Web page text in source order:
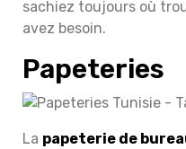
sachiez toujours où
avez besoin.
Papeteries
La papeterie de